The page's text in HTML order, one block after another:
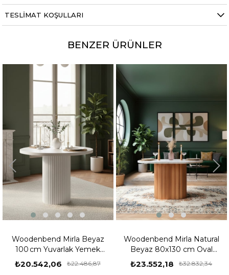
TESLIMAT KOŞULLARI
BENZER ÜRÜNLER
Woodenbend Mirla Beyaz
100 cm Yuvarlak Yemek
Masası – Bohem & İskandinav
Tarz
₺20.542,06 ₺22.486,87
Woodenbend Mirla Natural
Beyaz 80x130 cm Oval
Yemek Masası – Bohem &
İskandinav Tarz
₺23.552,18 ₺32.832,34